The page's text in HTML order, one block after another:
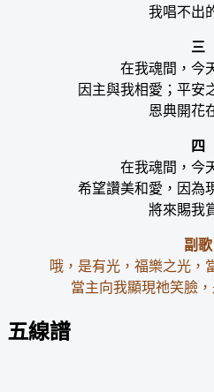
我唱不出
三
在我魂間，今
因主與我相愛；平安
恩典開花
四
在我魂間，今
希望讚美和愛，因為
將來賜我
副歌
哦，是有光，福樂之光，
當主向我顯現祂笑臉
五線譜